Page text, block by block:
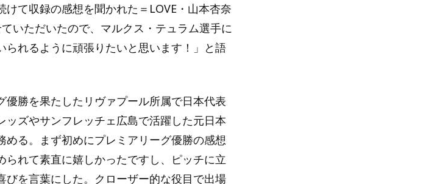
て収録の感想を聞かれた＝LOVE・山本杏奈
いただいたので、マルクス・テュラム選手に
られるように頑張りたいと思います！」と語
勝を果たしたリヴァプール所属で日本代表
ズやサンフレッチェ広島で活躍した元日本
る。まず初めにプレミアリーグ優勝の感想
られて素直に嬉しかったですし、ピッチに立
びを言葉にした。クローザー的な役目で出場